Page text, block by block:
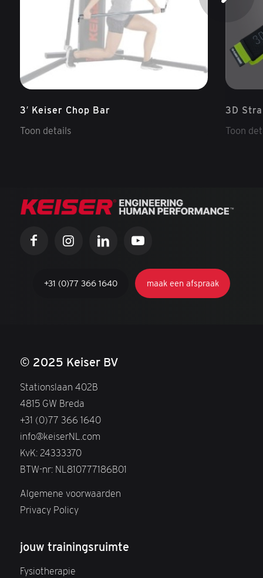
3′ Keiser Chop Bar
Toon details
3D
Toon
+31 (0)77 366 1640 maak een afspraak
© 2025 Keiser BV
Stationslaan 402B
4815 GW Breda
+31 (0)77 366 1640
info@keiserNL.com
KvK: 24333370
BTW-nr: NL810777186B01
Algemene voorwaarden
Privacy Policy
jouw trainingsruimte
Fysiotherapie